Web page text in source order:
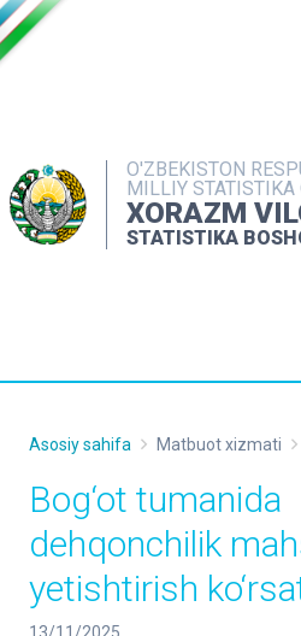
O'ZBEKISTON
MILLIY STATISTIKA
XORAZM
STATISTIKA
INTERAKTIV
MATBUOT
Asosiy sahifa Matbuot xizmati
Bog‘ot tumanida
dehqonchilik
yetishtirish